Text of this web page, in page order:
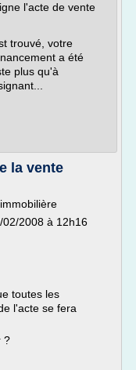
l'acte de vente
trouvé, votre
a été
plus qu'à
la vente
02/2008 à 12h16
toutes les
l'acte se fera
?